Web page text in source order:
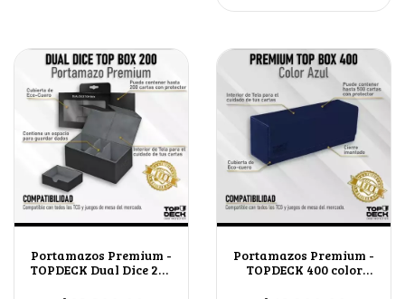
Portamazos Premium -
TOPDECK Dual Dice 200
Portamazos Premium -
TOPDECK 400 color